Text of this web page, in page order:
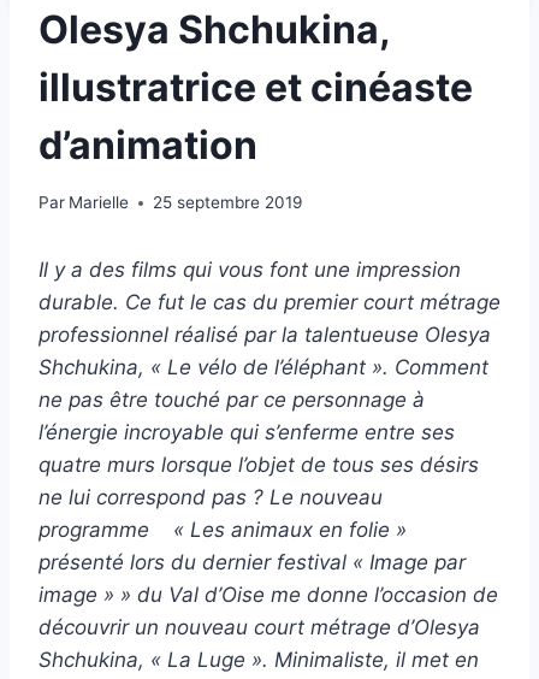
Olesya Shchukina,
illustratrice et cinéaste
d’animation
Par Marielle 25 septembre 2019
Il y a des films qui vous font une impression
durable. Ce fut le cas du premier court métrage
professionnel réalisé par la talentueuse Olesya
Shchukina, « Le vélo de l’éléphant ». Comment
ne pas être touché par ce personnage à
l’énergie incroyable qui s’enferme entre ses
quatre murs lorsque l’objet de tous ses désirs
ne lui correspond pas ? Le nouveau
programme « Les animaux en folie »
présenté lors du dernier festival « Image par
image » » du Val d’Oise me donne l’occasion de
découvrir un nouveau court métrage d’Olesya
Shchukina, « La Luge ». Minimaliste, il met en